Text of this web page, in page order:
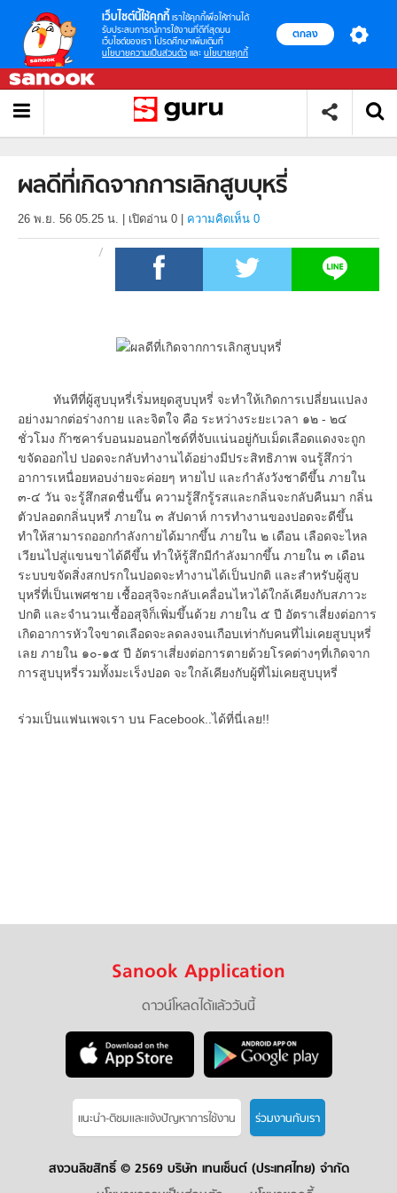
เว็บไซต์นี้ใช้คุกกี้ เราใช้คุกกี้เพื่อให้ท่านได้
รับประสบการณ์การใช้งานที่ดีที่สุดบน
เว็บไซต์ของเรา โปรดศึกษาเพิ่มเติมที่
นโยบายความเป็นส่วนตัว และ นโยบายคุกกี้
ตกลง
ผลดีที่เกิดจากการเลิกสูบบุหรี่
26 พ.ย. 56 05.25 น. เปิดอ่าน 0 ความคิดเห็น 0
ทันทีที่ผู้สูบบุหรี่เริ่มหยุดสูบบุหรี่ จะทำให้เกิดการเปลี่ยนแปลง
อย่างมากต่อร่างกาย และจิตใจ คือ ระหว่างระยะเวลา ๑๒ - ๒๔
ชั่วโมง ก๊าซคาร์บอนมอนอกไซด์ที่จับแน่นอยู่กับเม็ดเลือดแดงจะถูก
ขจัดออกไป ปอดจะกลับทำงานได้อย่างมีประสิทธิภาพ จนรู้สึกว่า
อาการเหนื่อยหอบง่ายจะค่อยๆ หายไป และกำลังวังชาดีขึ้น ภายใน
๓-๔ วัน จะรู้สึกสดชื่นขึ้น ความรู้สึกรู้รสและกลิ่นจะกลับคืนมา กลิ่น
ตัวปลอดกลิ่นบุหรี่ ภายใน ๓ สัปดาห์ การทำงานของปอดจะดีขึ้น
ทำให้สามารถออกกำลังกายได้มากขึ้น ภายใน ๒ เดือน เลือดจะไหล
เวียนไปสู่แขนขาได้ดีขึ้น ทำให้รู้สึกมีกำลังมากขึ้น ภายใน ๓ เดือน
ระบบขจัดสิ่งสกปรกในปอดจะทำงานได้เป็นปกติ และสำหรับผู้สูบ
บุหรี่ที่เป็นเพศชาย เชื้ออสุจิจะกลับเคลื่อนไหวได้ใกล้เคียงกับสภาวะ
ปกติ และจำนวนเชื้ออสุจิก็เพิ่มขึ้นด้วย ภายใน ๕ ปี อัตราเสี่ยงต่อการ
เกิดอาการหัวใจขาดเลือดจะลดลงจนเกือบเท่ากับคนที่ไม่เคยสูบบุหรี่
เลย ภายใน ๑๐-๑๕ ปี อัตราเสี่ยงต่อการตายด้วยโรคต่างๆที่เกิดจาก
การสูบบุหรี่รวมทั้งมะเร็งปอด จะใกล้เคียงกับผู้ที่ไม่เคยสูบบุหรี่
ร่วมเป็นแฟนเพจเรา บน Facebook..ได้ที่นี่เลย!!
Sanook Application
ดาวน์โหลดได้แล้ววันนี้
แนะนำ-ติชมเเละแจ้งปัญหาการใช้งาน ร่วมงานกับเรา
สงวนลิขสิทธิ์ © 2569 บริษัท เทนเซ็นต์ (ประเทศไทย) จำกัด